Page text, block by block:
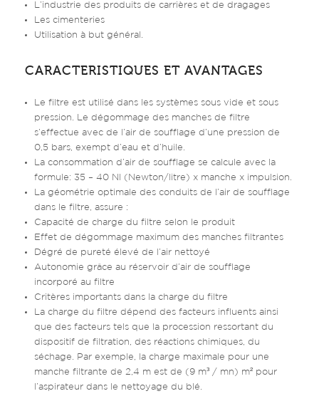
L’industrie des produits de carrières et de dragages
Les cimenteries
Utilisation à but général.
CARACTERISTIQUES ET AVANTAGES
Le filtre est utilisé dans les systèmes sous vide et sous
pression. Le dégommage des manches de filtre
s’effectue avec de l’air de soufflage d’une pression de
0,5 bars, exempt d’eau et d’huile.
La consommation d’air de soufflage se calcule avec la
formule: 35 – 40 Nl (Newton/litre) x manche x impulsion.
La géométrie optimale des conduits de l’air de soufflage
dans le filtre, assure :
Capacité de charge du filtre selon le produit
Effet de dégommage maximum des manches filtrantes
Dégré de pureté élevé de l’air nettoyé
Autonomie grâce au réservoir d’air de soufflage
incorporé au filtre
Critères importants dans la charge du filtre
La charge du filtre dépend des facteurs influents ainsi
que des facteurs tels que la procession ressortant du
dispositif de filtration, des réactions chimiques, du
séchage. Par exemple, la charge maximale pour une
manche filtrante de 2,4 m est de (9 m³ / mn) m² pour
l’aspirateur dans le nettoyage du blé.